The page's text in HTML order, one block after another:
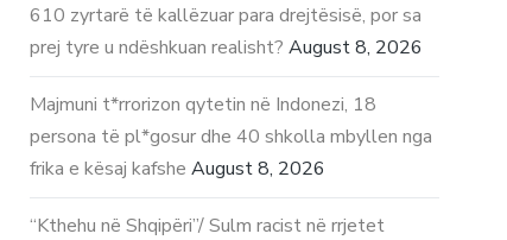
610 zyrtarë të kallëzuar para drejtësisë, por sa
prej tyre u ndëshkuan realisht? August 8, 2026
Majmuni t*rrorizon qytetin në Indonezi, 18
persona të pl*gosur dhe 40 shkolla mbyllen nga
frika e kësaj kafshe August 8, 2026
“Kthehu në Shqipëri”/ Sulm racist në rrjetet